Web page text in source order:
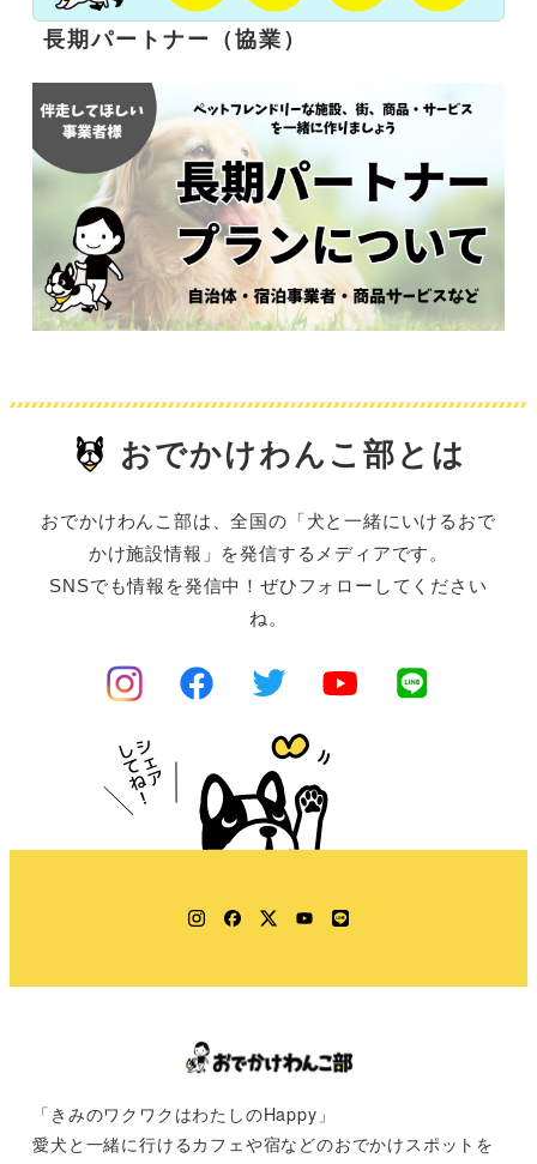
長期パートナー（協業）
おでかけわんこ部とは
おでかけわんこ部は、全国の「犬と一緒にいけるおで
かけ施設情報」を発信するメディアです。
SNSでも情報を発信中！ぜひフォローしてください
ね。
Instagram
Facebook
TwitterYouTube
LINE
「きみのワクワクはわたしのHappy」
愛犬と一緒に行けるカフェや宿などのおでかけスポットを